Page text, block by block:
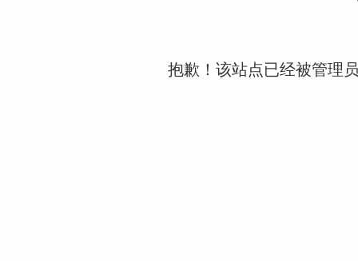
抱歉！该站点已经被管理